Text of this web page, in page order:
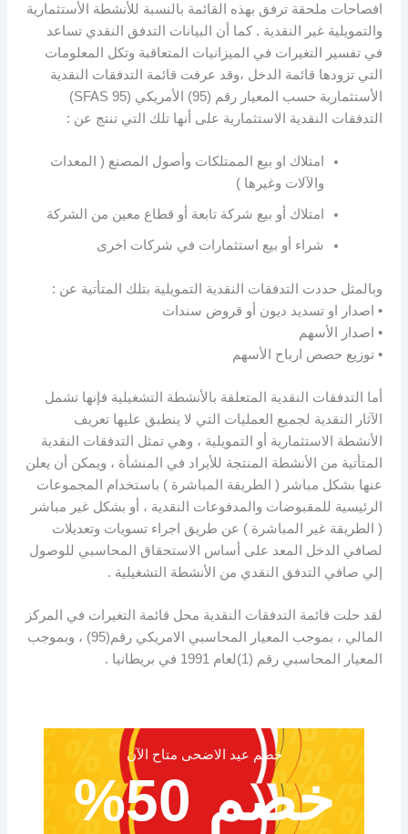
افصاحات ملحقة ترفق بهذه القائمة بالنسبة للأنشطة الأستثمارية
والتمويلية غير النقدية . كما أن البيانات التدفق النقدي تساعد
في تفسير التغيرات في الميزانيات المتعاقبة وتكل المعلومات
التي تزودها قائمة الدخل ،وقد عرفت قائمة التدفقات النقدية
الأستثمارية حسب المعيار رقم (95) الأمريكي (SFAS 95)
التدفقات النقدية الاستثمارية على أنها تلك التي تنتج عن :
امتلاك او بيع الممتلكات وأصول المصنع ( المعدات
والآلات وغيرها )
امتلاك أو بيع شركة تابعة أو قطاع معين من الشركة
شراء أو بيع استثمارات في شركات اخرى
وبالمثل حددت التدفقات النقدية التمويلية بتلك المتأتية عن :
• اصدار او تسديد ديون أو قروض سندات
• اصدار الأسهم
• توزيع حصص ارباح الأسهم
أما التدفقات النقدية المتعلقة بالأنشطة التشغيلية فإنها تشمل
الآثار النقدية لجميع العمليات التي لا ينطبق عليها تعريف
الأنشطة الاستثمارية أو التمويلية ، وهي تمثل التدفقات النقدية
المتأتية من الأنشطة المنتجة للأيراد في المنشأة ، ويمكن أن يعلن
عنها بشكل مباشر ( الطريقة المباشرة ) باستخدام المجموعات
الرئيسية للمقبوضات والمدفوعات النقدية ، أو بشكل غير مباشر
( الطريقة غير المباشرة ) عن طريق اجراء تسويات وتعديلات
لصافي الدخل المعد على أساس الاستحقاق المحاسبي للوصول
إلي صافي التدفق النقدي من الأنشطة التشغيلية .
لقد حلت قائمة التدفقات النقدية محل قائمة التغيرات في المركز
المالي ، بموجب المعيار المحاسبي الامريكي رقم(95) ، وبموجب
المعيار المحاسبي رقم (1)لعام 1991 في بريطانيا .
خصم عيد الاضحى متاح الآن
خصم 50%